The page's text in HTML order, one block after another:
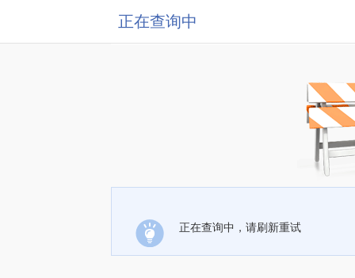
正在查询中
正在查询中，请刷新重试